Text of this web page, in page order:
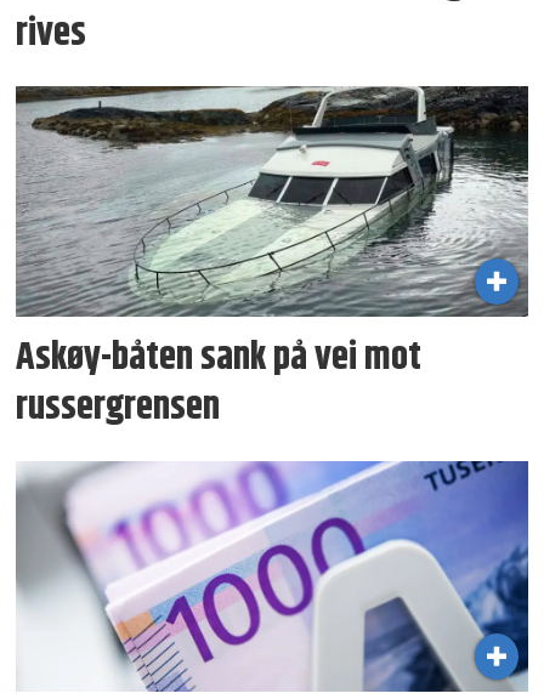
rives
Askøy-båten sank på vei mot
russergrensen